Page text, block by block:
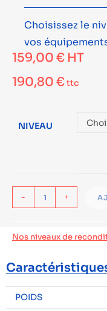
Choisissez le
vos
159,00 € HT
190,80 €ttc
NIVEAU
- +
Nos niveaux de
POIDS